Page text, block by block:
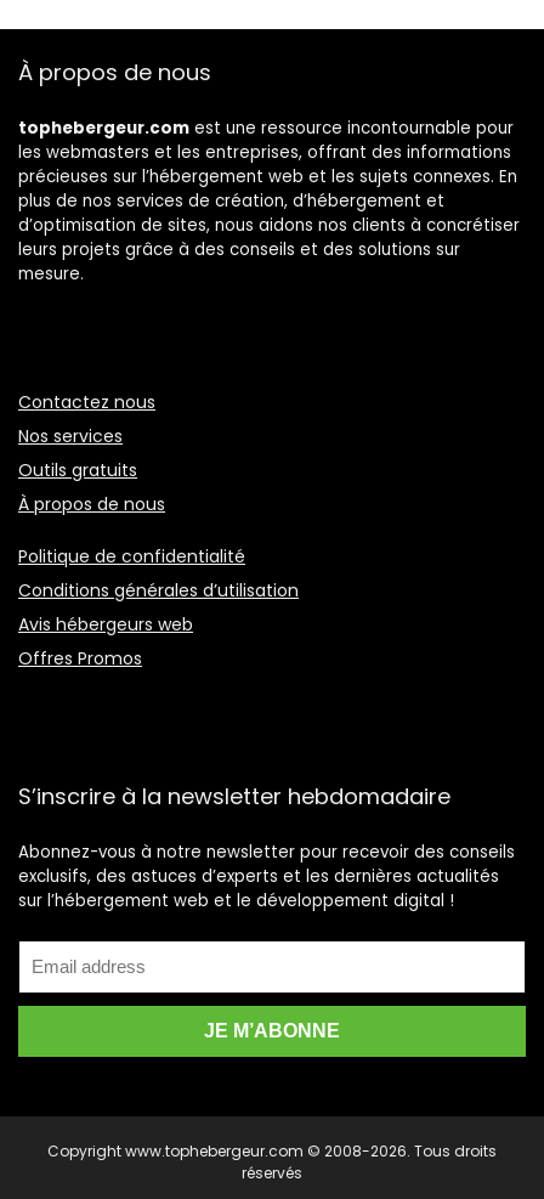
À propos de nous
tophebergeur.com est une ressource incontournable pour
les webmasters et les entreprises, offrant des informations
précieuses sur l’hébergement web et les sujets connexes. En
plus de nos services de création, d’hébergement et
d’optimisation de sites, nous aidons nos clients à concrétiser
leurs projets grâce à des conseils et des solutions sur
mesure.
Contactez nous
Nos services
Outils gratuits
À propos de nous
Politique de confidentialité
Conditions générales d’utilisation
Avis hébergeurs web
Offres Promos
S’inscrire à la newsletter hebdomadaire
Abonnez-vous à notre newsletter pour recevoir des conseils
exclusifs, des astuces d’experts et les dernières actualités
sur l’hébergement web et le développement digital !
Copyright www.tophebergeur.com © 2008-2026. Tous droits
réservés